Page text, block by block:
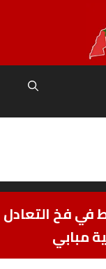
في فخ التعادل
مبابي